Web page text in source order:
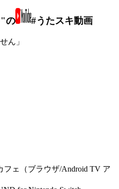
"の #うたスキ動画
ん」
フェ（ブラウザ/Android TV ア